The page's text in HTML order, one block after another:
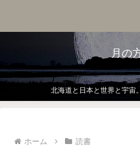
月の
北海道と日本と世界と宇宙
ホーム 読書